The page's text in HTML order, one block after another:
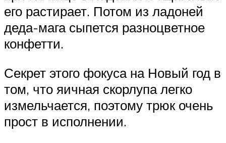
его растирает. Потом из ладоней
деда-мага сыпется разноцветное
конфетти.
Секрет этого фокуса на Новый год в
том, что яичная скорлупа легко
измельчается, поэтому трюк очень
прост в исполнении.